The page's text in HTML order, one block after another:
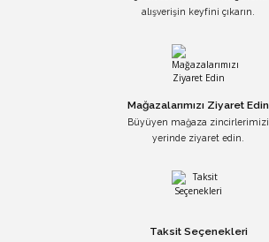
alışverişin keyfini çıkarın.
Mağazalarımızı Ziyaret Edin
Büyüyen mağaza zincirlerimizi
yerinde ziyaret edin.
Taksit Seçenekleri